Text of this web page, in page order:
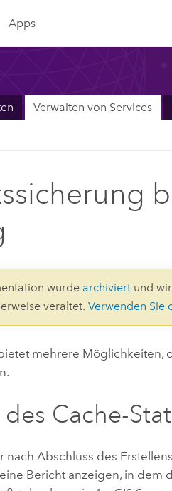
Apps
Verwalten von Services
wurde archiviert und
veraltet.Verwenden Sie
mehrere Möglichkeiten,
Cache-
nach Abschluss des
Bericht anzeigen, in dem